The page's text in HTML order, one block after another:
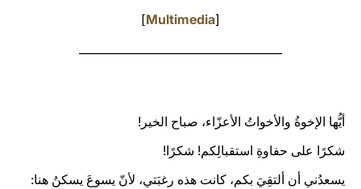
[
Multimedia
]
أيُّها الإخوةُ والأخواتُ الأعزّاء، صباح الخير!
شكرًا على حفاوةِ استقبالِكم! شكرًا!
يسعدُني أن ألتقِيَ بكم، كانت هذه رغبَتي، لأنّ يسوعَ يسكنُ هنا: